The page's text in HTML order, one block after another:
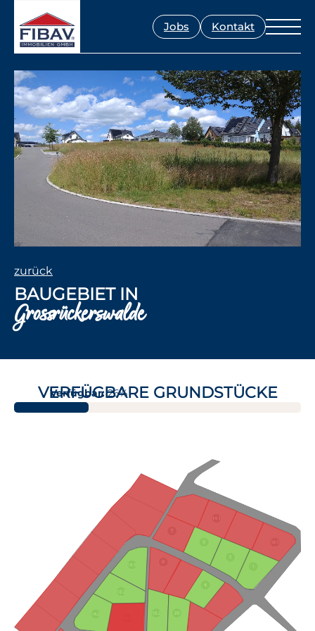
Jobs Kontakt
zurück
BAUGEBIET IN
Grossrückerswalde
VERFÜGBARE GRUNDSTÜCKE
Verfügbar:26%